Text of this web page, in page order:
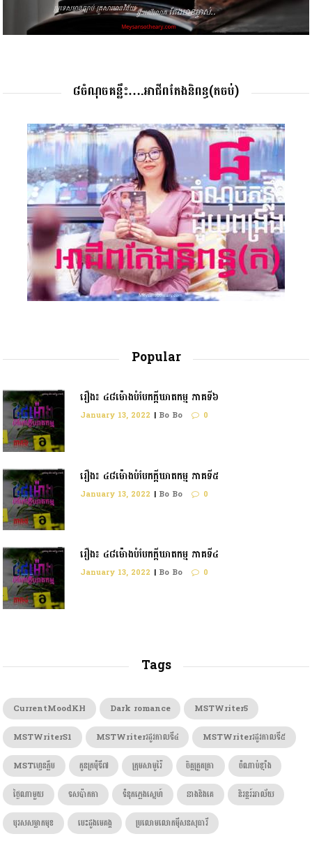
៨ចំណុចគន្លឹះ….អាជីពតែងនិពន្ធ(តចប់)
Popular
រឿង៖ ៤៨ម៉ោងបំបែកក្តីឃាតកម្ម ភាគទី៦
January 13, 2022 | Bo Bo 0
រឿង៖ ៤៨ម៉ោងបំបែកក្ដីឃាតកម្ម ភាគទី៥
January 13, 2022 | Bo Bo 0
រឿង៖ ៤៨ម៉ោងបំបែកក្តីឃាតកម្ម ភាគទី៤
January 13, 2022 | Bo Bo 0
Tags
CurrentMoodKH Dark romance
MSTWriter5
MSTWriterS1
MSTWriterរដូវកាលទី៤
MSTWriterរដូវកាលទី៥
MSTហ្វេនក្លឹប
កូនក្រមុំទី៧ ក្រុមសាមូរ៉ៃ ចិត្តត្រួតត្រា
ចំណាប់ខ្មាំង
ថ្ងៃណាមួយ
ទសប៉ាកកា ទំនុកភ្លេងស្នេហ៍ នាងនិងគេ
និរន្តរ៍អាល័យ
បុរសសម្លាកមុខ
បេះដូងមេគង្គ ប្រលោមលោកម៉ីសនសុធារី